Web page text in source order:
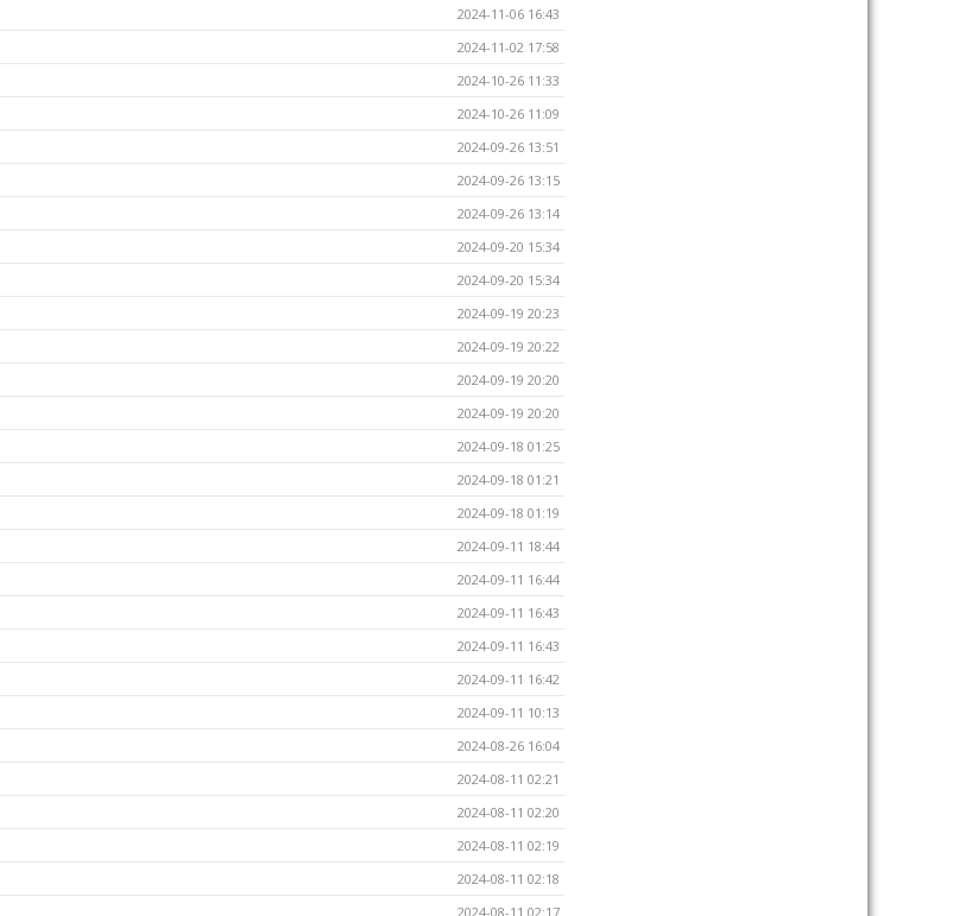
2024-11-06 16:43
2024-11-02 17:58
2024-10-26 11:33
2024-10-26 11:09
2024-09-26 13:51
2024-09-26 13:15
2024-09-26 13:14
2024-09-20 15:34
2024-09-20 15:34
2024-09-19 20:23
2024-09-19 20:22
2024-09-19 20:20
2024-09-19 20:20
2024-09-18 01:25
2024-09-18 01:21
2024-09-18 01:19
2024-09-11 18:44
2024-09-11 16:44
2024-09-11 16:43
2024-09-11 16:43
2024-09-11 16:42
2024-09-11 10:13
2024-08-26 16:04
2024-08-11 02:21
2024-08-11 02:20
2024-08-11 02:19
2024-08-11 02:18
2024-08-11 02:17